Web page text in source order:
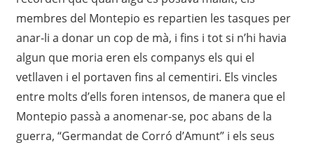
membres del Montepio es repartien les tasques per
anar-li a donar un cop de mà, i fins i tot si n’hi havia
algun que moria eren els companys els qui el
vetllaven i el portaven fins al cementiri. Els vincles
entre molts d’ells foren intensos, de manera que el
Montepio passà a anomenar-se, poc abans de la
guerra, “Germandat de Corró d’Amunt” i els seus